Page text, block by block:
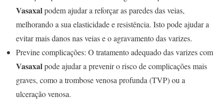
Vasaxalpodem ajudar a reforçar as paredes das veias,
melhorando a sua elasticidade e resistência. Isto pode ajudar a
evitar mais danos nas veias e o agravamento das varizes.
Previne complicações: O tratamento adequado das varizes com
Vasaxalpode ajudar a prevenir o risco de complicações mais
graves, como a trombose venosa profunda (TVP) ou a
ulceração venosa.